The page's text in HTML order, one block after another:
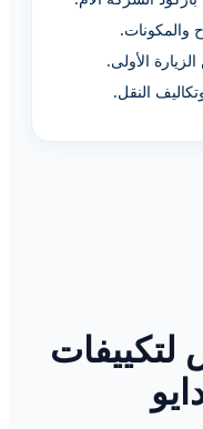
والمكونات.
الأولى.
النقل.